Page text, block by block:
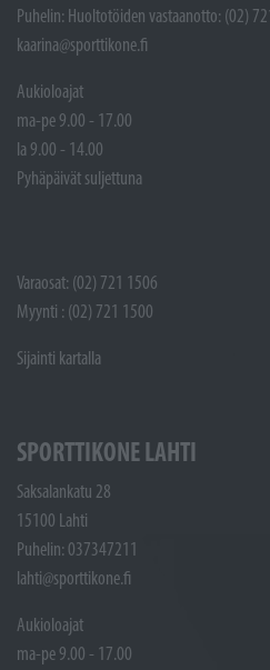
Puhelin: Huoltotöiden vastaanotto: (02)
kaarina@sporttikone.fi
Aukioloajat
ma-pe 9.00 - 17.00
la 9.00 - 14.00
Pyhäpäivät suljettuna
Varaosat: (02) 721 1506
Myynti : (02) 721 1500
Sijainti kartalla
SPORTTIKONE LAHTI
Saksalankatu 28
15100 Lahti
Puhelin: 037347211
lahti@sporttikone.fi
Aukioloajat
ma-pe 9.00 - 17.00